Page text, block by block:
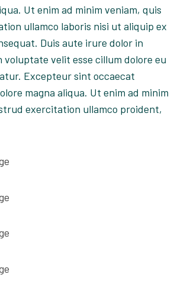
Ut enim ad minim veniam, quis
ullamco laboris nisi ut aliquip ex
Duis aute irure dolor in
velit esse cillum dolore eu
Excepteur sint occaecat
magna aliqua. Ut enim ad minim
exercitation ullamco proident,